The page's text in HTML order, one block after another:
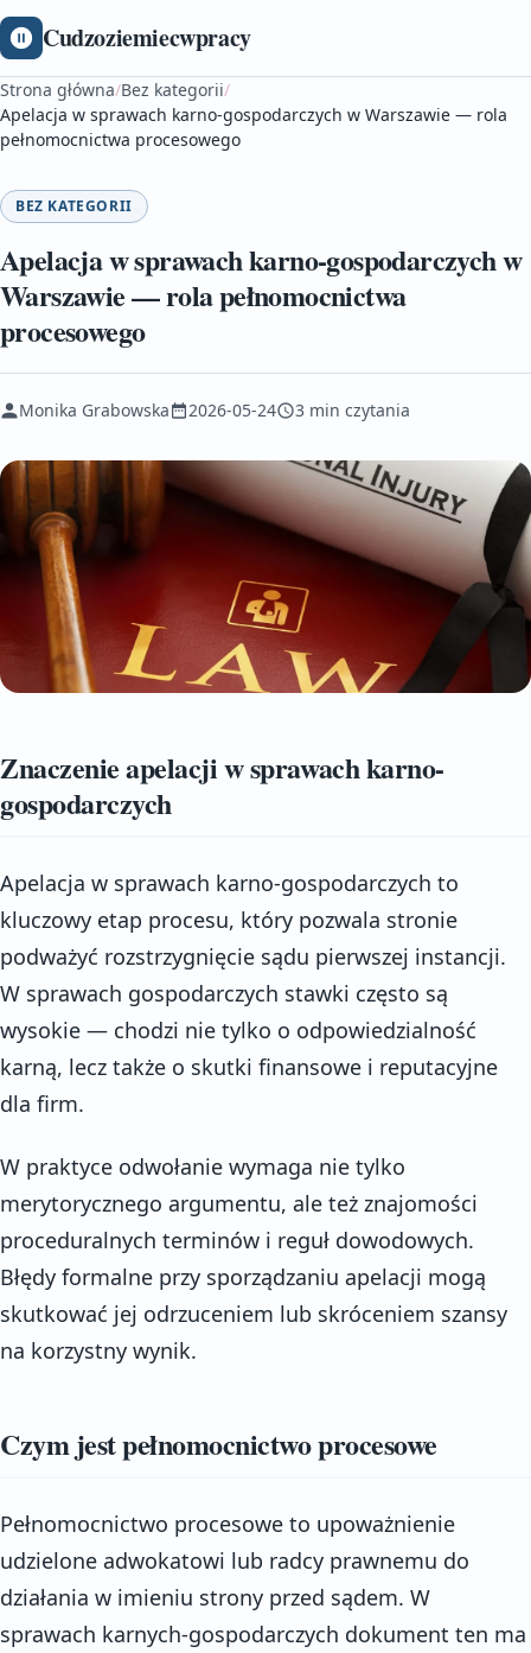
Cudzoziemiecwpracy
Strona główna/Bez kategorii/
Apelacja w sprawach karno‑gospodarczych w Warszawie — rola
pełnomocnictwa procesowego
BEZ KATEGORII
Apelacja w sprawach karno‑gospodarczych w
Warszawie — rola pełnomocnictwa
procesowego
Monika Grabowska 2026-05-24 3 min czytania
Znaczenie apelacji w sprawach karno-
gospodarczych
Apelacja w sprawach karno-gospodarczych to
kluczowy etap procesu, który pozwala stronie
podważyć rozstrzygnięcie sądu pierwszej instancji.
W sprawach gospodarczych stawki często są
wysokie — chodzi nie tylko o odpowiedzialność
karną, lecz także o skutki finansowe i reputacyjne
dla firm.
W praktyce odwołanie wymaga nie tylko
merytorycznego argumentu, ale też znajomości
proceduralnych terminów i reguł dowodowych.
Błędy formalne przy sporządzaniu apelacji mogą
skutkować jej odrzuceniem lub skróceniem szansy
na korzystny wynik.
Czym jest pełnomocnictwo procesowe
Pełnomocnictwo procesowe to upoważnienie
udzielone adwokatowi lub radcy prawnemu do
działania w imieniu strony przed sądem. W
sprawach karnych-gospodarczych dokument ten ma